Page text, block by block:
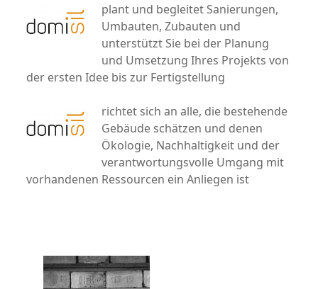
plant und begleitet Sanierungen,
Umbauten, Zubauten und
unterstützt Sie bei der Planung
und Umsetzung Ihres Projekts von
der ersten Idee bis zur Fertigstellung
richtet sich an alle, die bestehende
Gebäude schätzen und denen
Ökologie, Nachhaltigkeit und der
verantwortungsvolle Umgang mit
vorhandenen Ressourcen ein Anliegen ist